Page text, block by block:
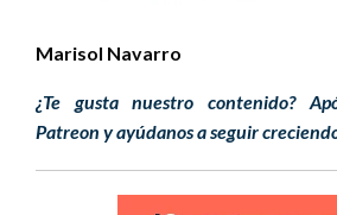
Marisol Navarro
¿Te gusta nuestro contenido?
Patreon y ayúdanos a seguir